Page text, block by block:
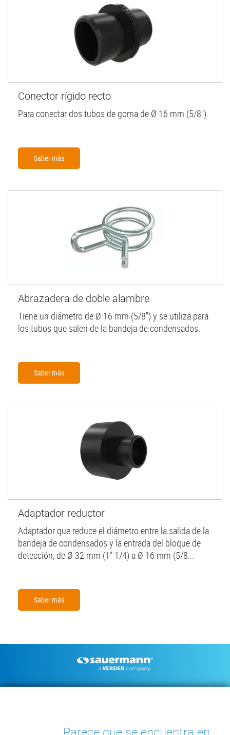
Conector rígido recto
Para conectar dos tubos de goma de Ø 16 mm (5/8'').
Saber màs
Abrazadera de doble alambre
Tiene un diámetro de Ø 16 mm (5/8'') y se utiliza para
los tubos que salen de la bandeja de condensados.
Saber màs
Adaptador reductor
Adaptador que reduce el diámetro entre la salida de la
bandeja de condensados y la entrada del bloque de
detección, de Ø 32 mm (1" 1/4) a Ø 16 mm (5/8...
Saber màs
Footer
BOMBAS DE CONDENSADOS
INSTRUMENTOS DE MEDICIÓN
Parece que se encuentra en